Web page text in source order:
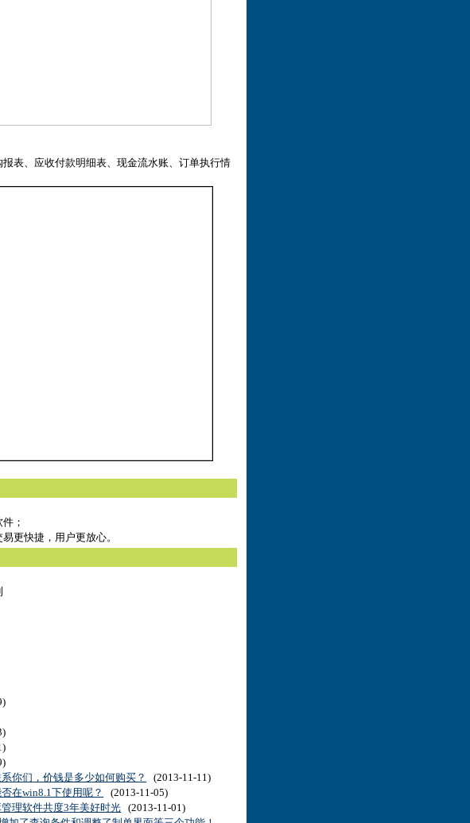
表、应收付款明细表、现金流水账、订单执行情
；
更快捷，用户更放心。
你们，价钱是多少如何购买？
(2013-11-11)
在win8.1下使用呢？
(2013-11-05)
理软件共度3年美好时光 (2013-11-01)